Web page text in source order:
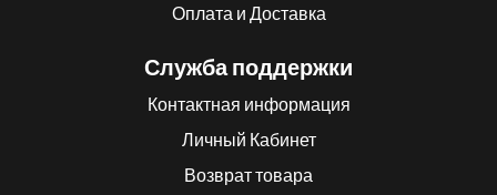
Оплата и Доставка
Служба поддержки
Контактная информация
Личный Кабинет
Возврат товара